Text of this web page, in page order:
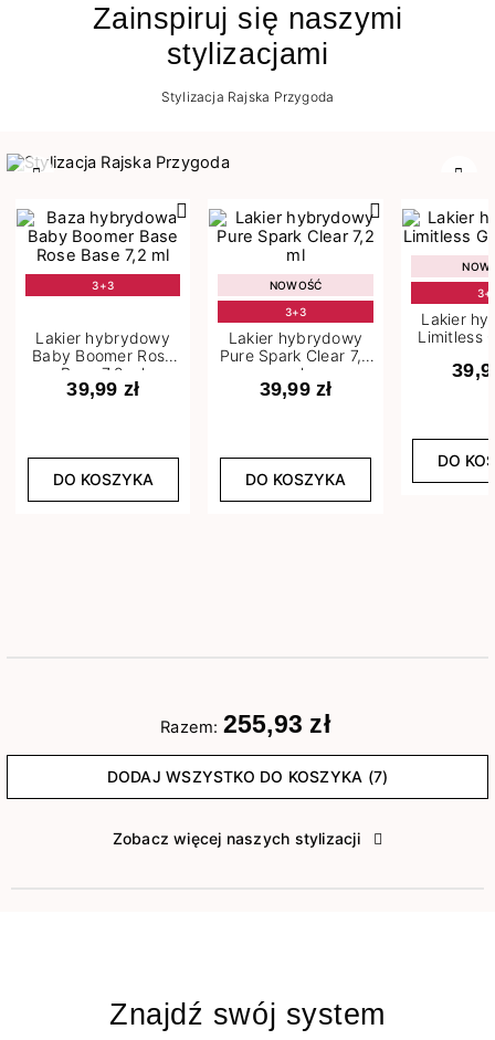
Zainspiruj się naszymi
stylizacjami
Stylizacja Rajska Przygoda
3+3
Lakier hybrydowy
Baby Boomer Rose
Base 7,2 ml
39,99 zł
DO KOSZYKA
NOWOŚĆ
3+3
Lakier hybrydowy
Pure Spark Clear 7,2
ml
39,99 zł
DO KOSZYKA
Lakier
Limitless
DO
Razem: 255,93 zł
DODAJ WSZYSTKO DO KOSZYKA (7)
Zobacz więcej naszych stylizacji
Znajdź swój system